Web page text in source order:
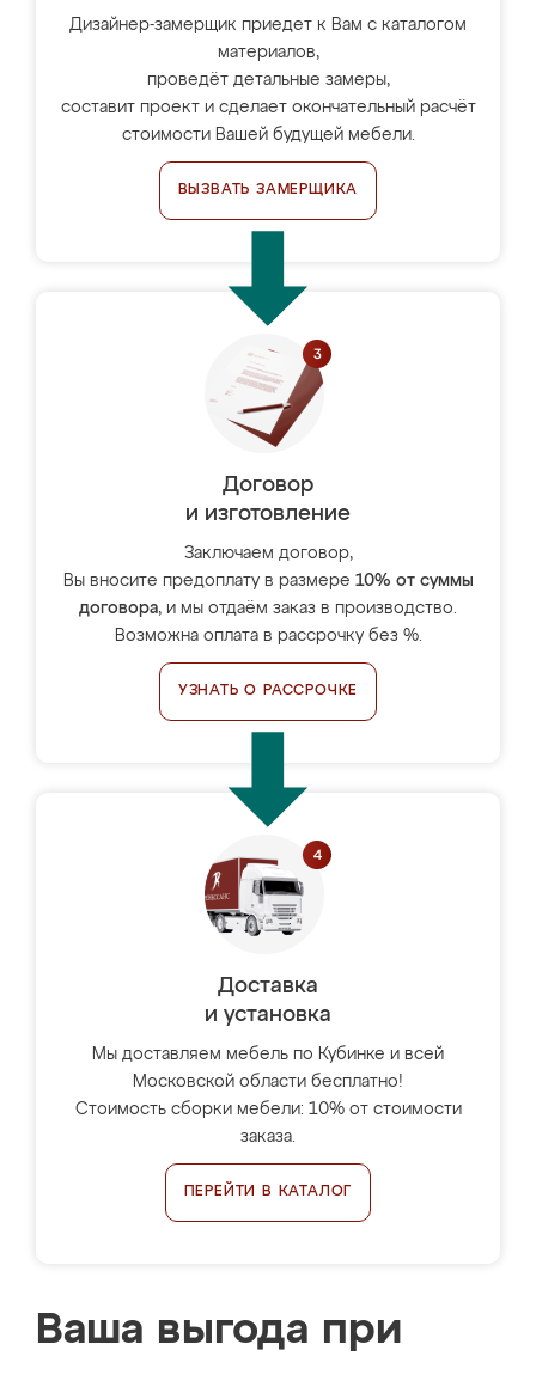
Дизайнер-замерщик приедет к Вам с каталогом
материалов,
проведёт детальные замеры,
составит проект и сделает окончательный расчёт
стоимости Вашей будущей мебели.
ВЫЗВАТЬ ЗАМЕРЩИКА
Договор
и изготовление
Заключаем договор,
Вы вносите предоплату в размере 10% от суммы
договора, и мы отдаём заказ в производство.
Возможна оплата в рассрочку без %.
УЗНАТЬ О РАССРОЧКЕ
Доставка
и установка
Мы доставляем мебель по Кубинке и всей
Московской области бесплатно!
Стоимость сборки мебели: 10% от стоимости
заказа.
ПЕРЕЙТИ В КАТАЛОГ
Ваша выгода при